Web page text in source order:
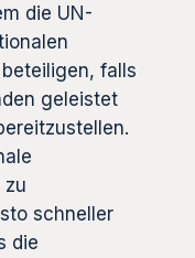
die UN-
falls
geleistet
zu
schneller
die